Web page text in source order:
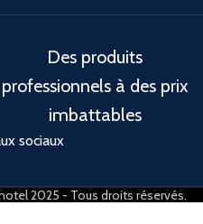
Des produits
professionnels à des prix
imbattables
sociaux
2025 - Tous droits réservés.